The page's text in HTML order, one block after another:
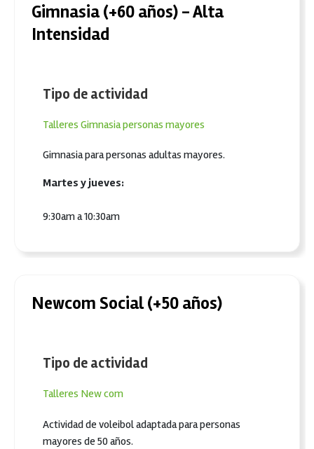
Gimnasia (+60 años) - Alta
Intensidad
Tipo de actividad
Talleres Gimnasia personas mayores
Gimnasia para personas adultas mayores.
Martes y jueves:
9:30am a 10:30am
Newcom Social (+50 años)
Tipo de actividad
Talleres New com
Actividad de voleibol adaptada para personas
mayores de 50 años.